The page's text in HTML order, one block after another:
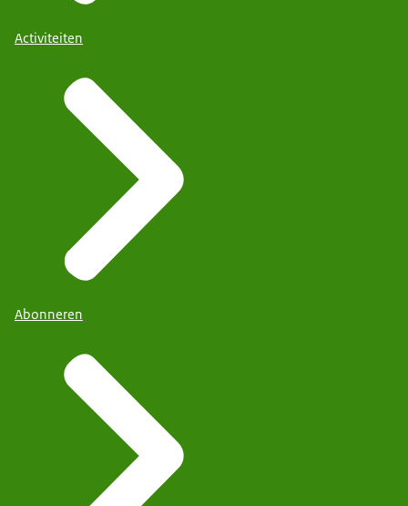
Activiteiten
Abonneren